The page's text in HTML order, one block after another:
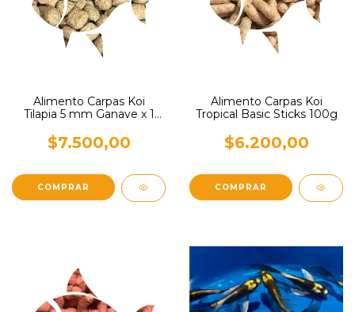
Alimento Carpas Koi
Tilapia 5 mm Ganave x 1
$7.500,00
Alimento Carpas Koi
Tropical Basic Sticks 100g
$6.200,00